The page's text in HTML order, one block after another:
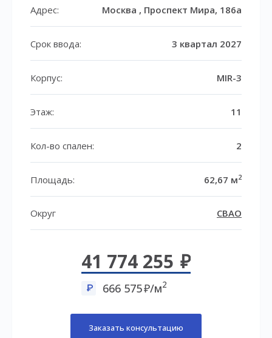
Адрес: Москва , Проспект Мира, 186а
Срок ввода: 3 квартал 2027
Корпус: MIR-3
Этаж: 11
Кол-во спален: 2
Площадь: 62,67 м2
Округ СВАО
41 774 255
666 575 /м2
Заказать консультацию